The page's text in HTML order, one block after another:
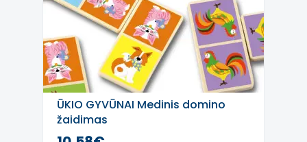
ŪKIO GYVŪNAI Medinis domino
žaidimas